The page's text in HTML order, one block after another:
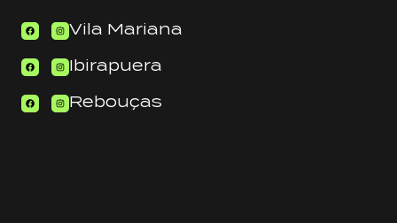
Vila Mariana
Ibirapuera
Rebouças